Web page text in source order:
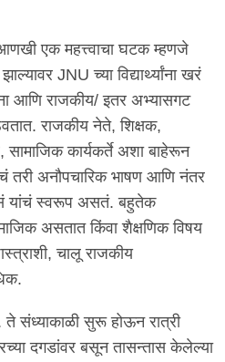
एक महत्त्वाचा घटक म्हणजे
JNU च्या विद्यार्थ्यांना खरं
आणि राजकीय/ इतर अभ्यासगट
राजकीय नेते, शिक्षक,
कार्यकर्ते अशा बाहेरून
तरी अनौपचारिक भाषण आणि नंतर
असं यांचं स्वरूप असतं. बहुतेक
असतात किंवा शैक्षणिक विषय
चालू राजकीय
ते संध्याकाळी सुरू होऊन रात्री
दगडांवर बसून तासन्तास केलेल्या